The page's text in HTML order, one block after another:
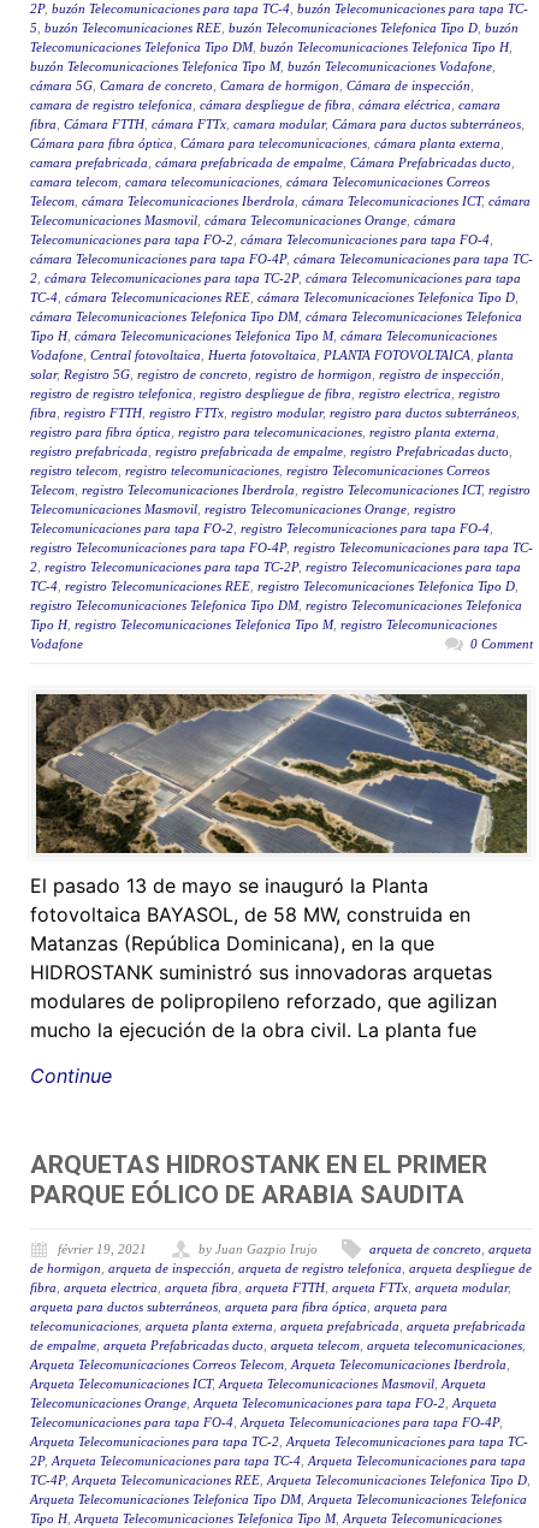
2P, buzón Telecomunicaciones para tapa TC-4 buzón Telecomunicaciones para tapa TC-
5 buzón Telecomunicaciones REE buzón Telecomunicaciones Telefonica Tipo D buzón
Telecomunicaciones Telefonica Tipo DM, buzón Telecomunicaciones Telefonica Tipo H,
buzón Telecomunicaciones Telefonica Tipo M, buzón Telecomunicaciones Vodafone
cámara 5G Camara de concreto Camara de hormigon Cámara de inspección
camara de registro telefonica cámara despliegue de fibra cámara eléctrica camara
fibra Cámara FTTH, cámara FTTx camara modular, Cámara para ductos subterráneos
Cámara para fibra óptica Cámara para telecomunicaciones cámara planta externa
camara prefabricada cámara prefabricada de empalme Cámara Prefabricadas ducto
camara telecom camara telecomunicaciones cámara Telecomunicaciones Correos
Telecom cámara Telecomunicaciones Iberdrola cámara Telecomunicaciones ICT, cámara
Telecomunicaciones Masmovil cámara Telecomunicaciones Orange cámara
Telecomunicaciones para tapa FO-2 cámara Telecomunicaciones para tapa FO-4
cámara Telecomunicaciones para tapa FO-4P, cámara Telecomunicaciones para tapa TC-
2 cámara Telecomunicaciones para tapa TC-2P, cámara Telecomunicaciones para tapa
TC-4 cámara Telecomunicaciones REE cámara Telecomunicaciones Telefonica Tipo D
cámara Telecomunicaciones Telefonica Tipo DM, cámara Telecomunicaciones Telefonica
Tipo H, cámara Telecomunicaciones Telefonica Tipo M, cámara Telecomunicaciones
Vodafone Central fotovoltaica Huerta fotovoltaica PLANTA FOTOVOLTAICA planta
solar, Registro 5G registro de concreto registro de hormigon registro de inspección
registro de registro telefonica registro despliegue de fibra registro electrica registro
fibra registro FTTH, registro FTTx registro modular, registro para ductos subterráneos
registro para fibra óptica registro para telecomunicaciones registro planta externa
registro prefabricada registro prefabricada de empalme registro Prefabricadas ducto
registro telecom registro telecomunicaciones registro Telecomunicaciones Correos
Telecom registro Telecomunicaciones Iberdrola registro Telecomunicaciones ICT, registro
Telecomunicaciones Masmovil registro Telecomunicaciones Orange registro
Telecomunicaciones para tapa FO-2 registro Telecomunicaciones para tapa FO-4
registro Telecomunicaciones para tapa FO-4P, registro Telecomunicaciones para tapa TC-
2 registro Telecomunicaciones para tapa TC-2P, registro Telecomunicaciones para tapa
TC-4 registro Telecomunicaciones REE registro Telecomunicaciones Telefonica Tipo D
registro Telecomunicaciones Telefonica Tipo DM, registro Telecomunicaciones Telefonica
Tipo H, registro Telecomunicaciones Telefonica Tipo M, registro Telecomunicaciones
Vodafone
0 Comment
El pasado 13 de mayo se inauguró la Planta
fotovoltaica BAYASOL, de 58 MW, construida en
Matanzas (República Dominicana), en la que
HIDROSTANK suministró sus innovadoras arquetas
modulares de polipropileno reforzado, que agilizan
mucho la ejecución de la obra civil. La planta fue
Continue
ARQUETAS HIDROSTANK EN EL PRIMER
PARQUE EÓLICO DE ARABIA SAUDITA
février 19, 2021 by Juan Gazpio Irujo arqueta de concreto arqueta
de hormigon arqueta de inspección arqueta de registro telefonica arqueta despliegue de
fibra arqueta electrica arqueta fibra arqueta FTTH, arqueta FTTx arqueta modular,
arqueta para ductos subterráneos arqueta para fibra óptica arqueta para
telecomunicaciones arqueta planta externa arqueta prefabricada arqueta prefabricada
de empalme arqueta Prefabricadas ducto arqueta telecom arqueta telecomunicaciones
Arqueta Telecomunicaciones Correos Telecom Arqueta Telecomunicaciones Iberdrola
Arqueta Telecomunicaciones ICT, Arqueta Telecomunicaciones Masmovil Arqueta
Telecomunicaciones Orange Arqueta Telecomunicaciones para tapa FO-2 Arqueta
Telecomunicaciones para tapa FO-4 Arqueta Telecomunicaciones para tapa FO-4P,
Arqueta Telecomunicaciones para tapa TC-2 Arqueta Telecomunicaciones para tapa TC-
2P, Arqueta Telecomunicaciones para tapa TC-4 Arqueta Telecomunicaciones para tapa
TC-4P, Arqueta Telecomunicaciones REE Arqueta Telecomunicaciones Telefonica Tipo D
Arqueta Telecomunicaciones Telefonica Tipo DM, Arqueta Telecomunicaciones Telefonica
Tipo H, Arqueta Telecomunicaciones Telefonica Tipo M, Arqueta Telecomunicaciones